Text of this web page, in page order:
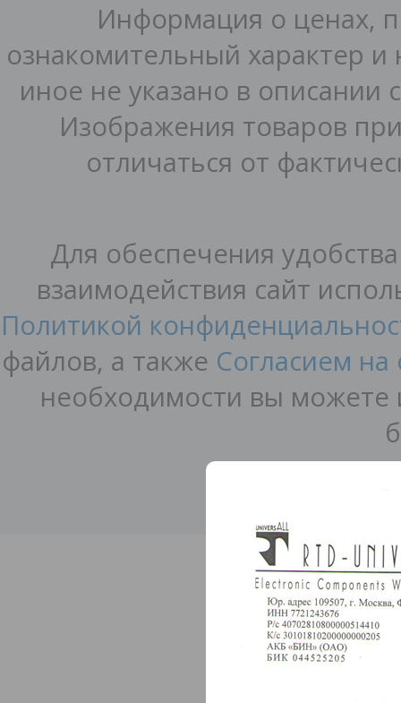
Информация о ценах,
ознакомительный характер
иное не указано в описании
Изображения товаров
отличаться от
Для обеспечения
взаимодействия сайт
Политикой
файлов, а также Согласием
необходимости вы можете